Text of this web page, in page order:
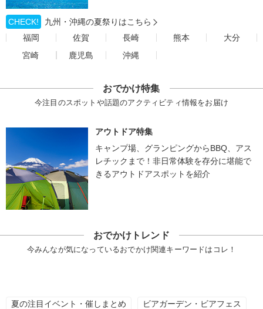
CHECK!
九州・沖縄の夏祭りはこちら
福岡
佐賀 長崎 熊本
大分
宮崎
鹿児島 沖縄
おでかけ特集
今注目のスポットや話題のアクティビティ情報をお届け
アウトドア特集
キャンプ場、グランピングからBBQ、アス
レチックまで！非日常体験を存分に堪能で
きるアウトドアスポットを紹介
おでかけトレンド
今みんなが気になっているおでかけ関連キーワードはコレ！
夏の注目イベント・催しまとめ ビアガーデン・ビアフェス